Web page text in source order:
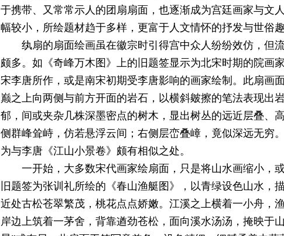
于携带、又常常示人的团扇扇面，也逐渐成为宫廷画家与文
幅较小，所绘题材趋于多样，更富于人文情怀的抒发与世俗趣
纨扇的扇面绘画虽在徽宗时引得宫中众人纷纷效仿，但
颇多。如《奇峰万木图》上的旧题签显示为北宋时期的院画
宋李唐所作，或是南宋初期受李唐影响的画家绘制。此扇画
巅之上向两侧与前方开面的岩石，以横斜皴擦的笔法表现出
郁，间或夹杂几株深墨密点的树木，显出树丛的远近层叠、
侧群峰耸峙，仿若悬浮云间；右侧层峦叠嶂，竟似深远无穷
为与李唐《江山小景卷》颇有相似之处。
一开始，大多数宋代画家绘扇面，只是将山水画缩小，
旧题签为张训礼所绘的《春山渔艇图》，以青绿设色山水，
近处古松苍翠繁茂，桃花点点娇嫩。江溪之上横着一小舟，
岸边上筑着一茅舍，背靠遒劲苍松，面向溪水汤汤，掩映于